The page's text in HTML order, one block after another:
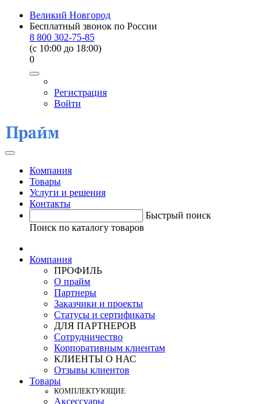
Великий Новгород
Бесплатный звонок по России
8 800 302-75-85
(c 10:00 до 18:00)
0
Регистрация
Войти
Компания
Товары
Услуги и решения
Контакты
Быстрый поиск
Поиск по каталогу товаров
Компания
ПРОФИЛЬ
О прайм
Партнеры
Заказчики и проекты
Статусы и сертификаты
ДЛЯ ПАРТНЕРОВ
Сотрудничество
Корпоративным клиентам
КЛИЕНТЫ О НАС
Отзывы клиентов
Товары
КOМПЛЕКТУЮЩИЕ
Аксессуары